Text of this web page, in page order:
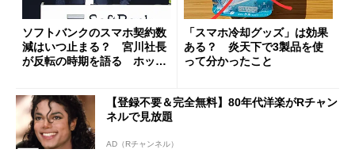
ソフトバンクのスマホ契約数
減はいつ止まる？ 宮川社長
が反転の時期を語る ホッピ
「スマホ冷却グッズ」は効果
ある？ 炎天下で3製品を使
って分かったこと
【登録不要＆完全無料】80年代洋楽がRチャン
ネルで見放題
AD（Rチャンネル）